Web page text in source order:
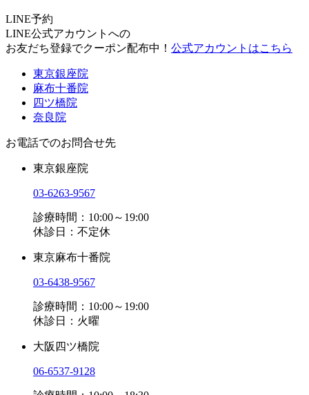
LINE予約
LINE公式アカウントへの
お友だち登録でクーポン配布中！ 公式アカウントはこちら
東京銀座院
麻布十番院
四ツ橋院
奈良院
お電話でのお問合せ先
東京銀座院
03-6263-9567
診療時間：10:00～19:00
休診日：不定休
東京麻布十番院
03-6438-9567
診療時間：10:00～19:00
休診日：火曜
大阪四ツ橋院
06-6537-9128